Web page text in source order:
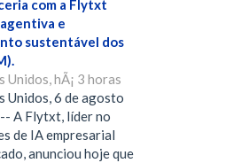
com a Flytxt
e
sustentável dos
Unidos, hÃ¡ 3 horas
Unidos, 6 de agosto
A Flytxt, líder no
de IA empresarial
anunciou hoje que